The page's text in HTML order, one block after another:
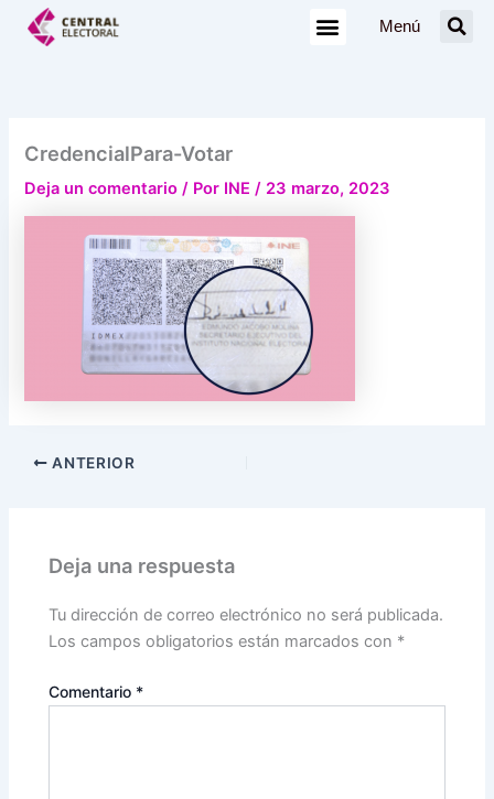
Menú
CredencialPara-Votar
Deja un comentario / Por INE/ 23 marzo, 2023
ANTERIOR
Deja una respuesta
Tu dirección de correo electrónico no será publicada.
Los campos obligatorios están marcados con *
Comentario *